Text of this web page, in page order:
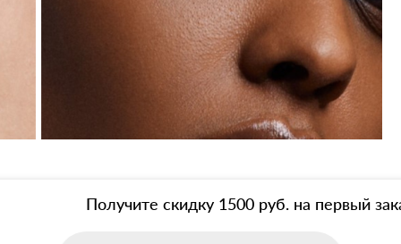
Получите скидку 1500 руб. на первый